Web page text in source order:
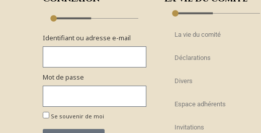
Identifiant ou adresse e-mail
Mot de passe
Se souvenir de moi
La vie du comité
Déclarations
Divers
Espace adhérents
Invitations